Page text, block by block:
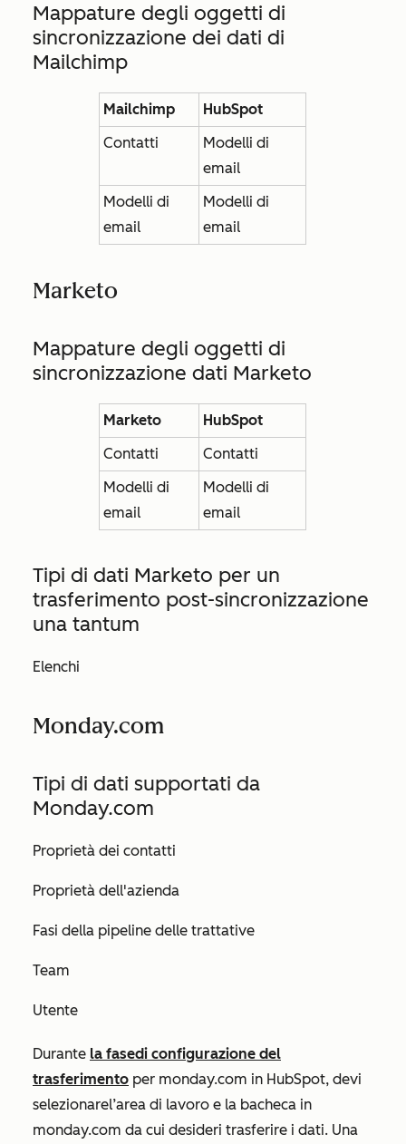
Mappature degli oggetti di
sincronizzazione dei dati di
Mailchimp
Mailchimp
HubSpot
Contatti
Modelli di
email
Modelli di
email
Modelli di
email
Marketo
Mappature degli oggetti di
sincronizzazione dati Marketo
Marketo
HubSpot
Contatti
Contatti
Modelli di
email
Modelli di
email
Tipi di dati Marketo per un
trasferimento post-sincronizzazione
una tantum
Elenchi
Monday.com
Tipi di dati supportati da
Monday.com
Proprietà dei contatti
Proprietà dell'azienda
Fasi della pipeline delle trattative
Team
Utente
Durante la fasedi configurazione del
trasferimento per monday.com in HubSpot, devi
selezionarel’area di lavoro e la bacheca in
monday.com da cui desideri trasferire i dati. Una